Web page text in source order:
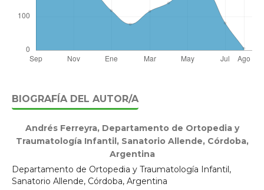
BIOGRAFÍA DEL AUTOR/A
Andrés Ferreyra, Departamento de Ortopedia y
Traumatología Infantil, Sanatorio Allende, Córdoba,
Argentina
Departamento de Ortopedia y Traumatología Infantil,
Sanatorio Allende, Córdoba, Argentina